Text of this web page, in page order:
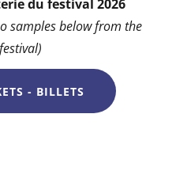
du festival 2026
samples below from the
- BILLETS